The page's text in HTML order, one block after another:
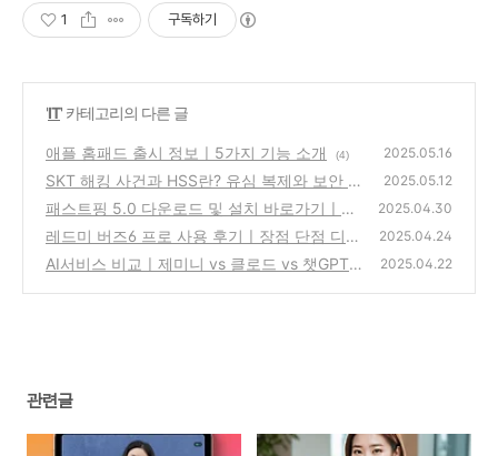
1 구독하기
'IT' 카테고리의 다른 글
애플 홈패드 출시 정보ㅣ5가지 기능 소개 (4) 2025.05.16
SKT 해킹 사건과 HSS란? 유심 복제와 보안 위
협 총정리
(4)
2025.05.12
패스트핑 5.0 다운로드 및 설치 바로가기ㅣ온
라인게임 빠르고 부드럽게 하기
(0)
2025.04.30
레드미 버즈6 프로 사용 후기ㅣ장점 단점 디자
인 음질 총정리
(1)
2025.04.24
AI서비스 비교ㅣ제미니 vs 클로드 vs 챗GPT v
2025.04.22
관련글